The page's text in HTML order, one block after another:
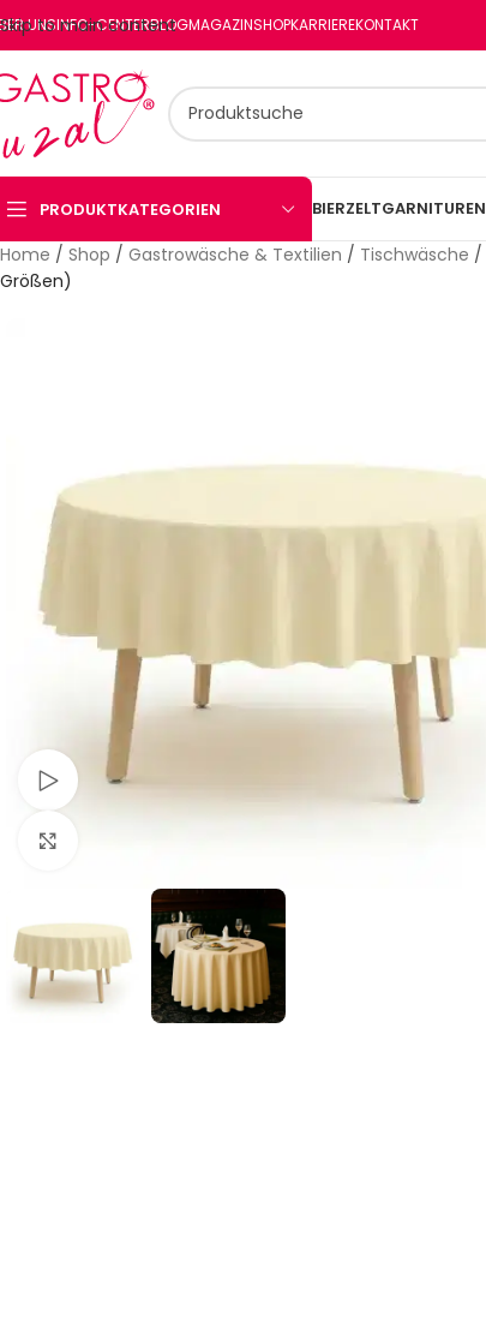
Skip to main content
UNSINFO-CENTERBLOGMAGAZINSHOPKARRIEREKONTAKT
PRODUKTKATEGORIEN BIERZELTGARNITUREN
Home / Shop / Gastrowäsche & Textilien / Tischwäsche /
Größen)
Schau Video